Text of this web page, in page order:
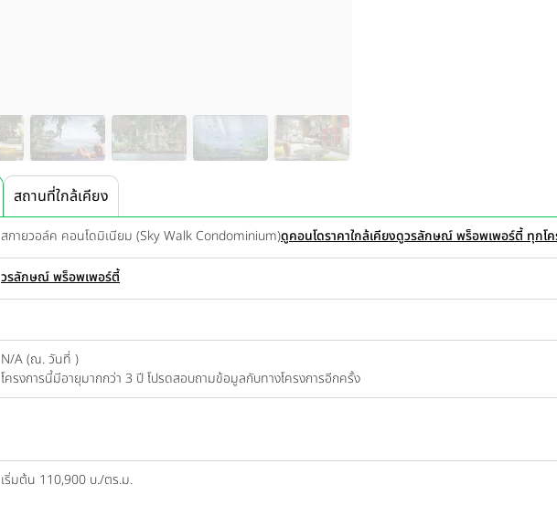
สถานที่ใกล้เคียง
สกายวอล์ค คอนโดมิเนียม (Sky Walk Condominium)ดูคอนโดราคาใกล้เคียงดูวรลักษณ์ พร็อพเพอร์ตี้ ทุกโค
วรลักษณ์ พร็อพเพอร์ตี้
N/A (ณ. วันที่ )
โครงการนี้มีอายุมากกว่า 3 ปี โปรดสอบถามข้อมูลกับทางโครงการอีกครั้ง
เริ่มต้น 110,900 บ./ตร.ม.